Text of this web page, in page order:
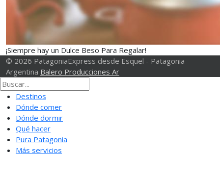
¡Siempre hay un Dulce Beso Para Regalar!
© 2026 PatagoniaExpress desde Esquel - Patagonia
Argentina Balero Producciones Ar
Destinos
Dónde comer
Dónde dormir
Qué hacer
Pura Patagonia
Más servicios